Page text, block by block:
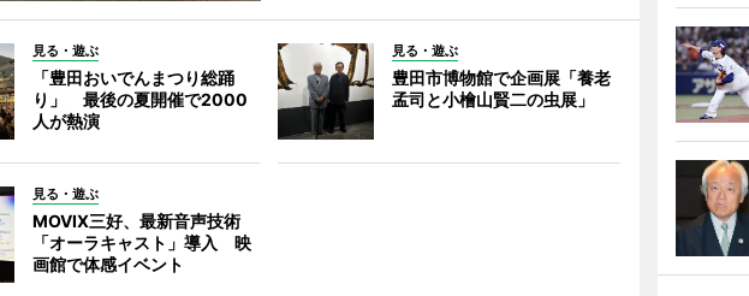
見る・遊ぶ
「豊田おいでんまつり総踊
り」 最後の夏開催で2000
人が熱演
見る・遊ぶ
豊田市博物館で企画展「養老
孟司と小檜山賢二の虫展」
見る・遊ぶ
MOVIX三好、最新音声技術
「オーラキャスト」導入 映
画館で体感イベント